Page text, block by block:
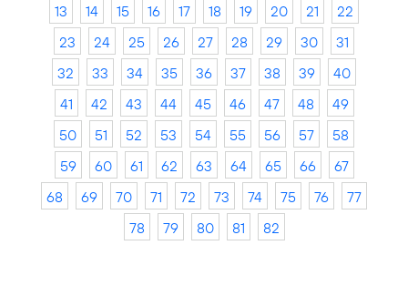
13
14 15 16 17 18 19 20 21
22
23
24 25 26 27 28 29 30
31
32
33 34 35 36 37 38 39
40
41
42 43 44 45 46 47 48
49
50
51 52 53 54 55 56 57
58
59
60 61 62 63 64 65 66
67
68
69 70 71 72 73 74 75 76
77
78
79 80 81 82